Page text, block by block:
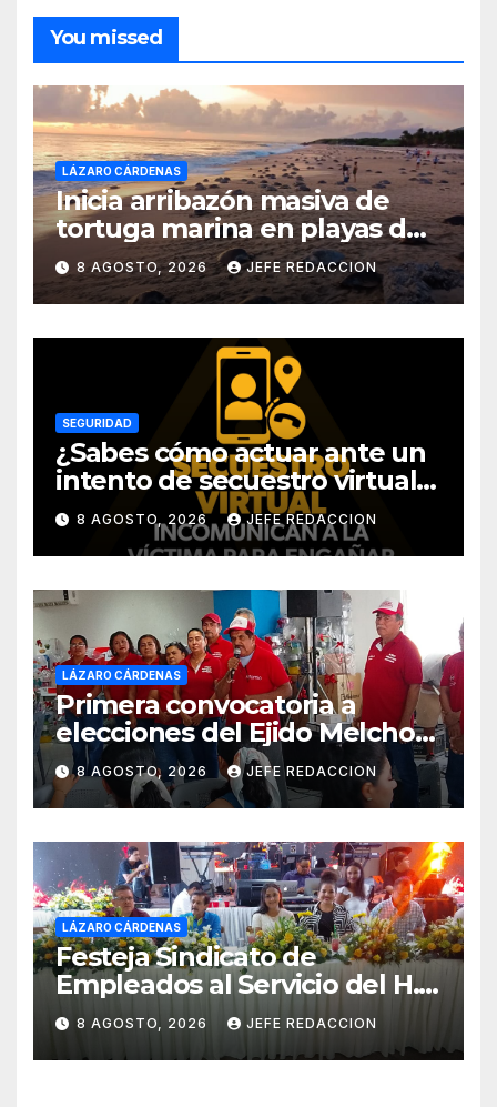
You missed
LÁZARO CÁRDENAS
Inicia arribazón masiva de
tortuga marina en playas de
Michoacán
8 AGOSTO, 2026 JEFE REDACCION
SEGURIDAD
¿Sabes cómo actuar ante un
intento de secuestro virtual?
La SSP te guía para evitarlo
8 AGOSTO, 2026 JEFE REDACCION
LÁZARO CÁRDENAS
Primera convocatoria a
elecciones del Ejido Melchor
Ocampo en Lázaro Cárdenas
el domingo
8 AGOSTO, 2026 JEFE REDACCION
LÁZARO CÁRDENAS
Festeja Sindicato de
Empleados al Servicio del H.
Ayuntamiento de LZC Día del
Empleado Municipal
8 AGOSTO, 2026 JEFE REDACCION